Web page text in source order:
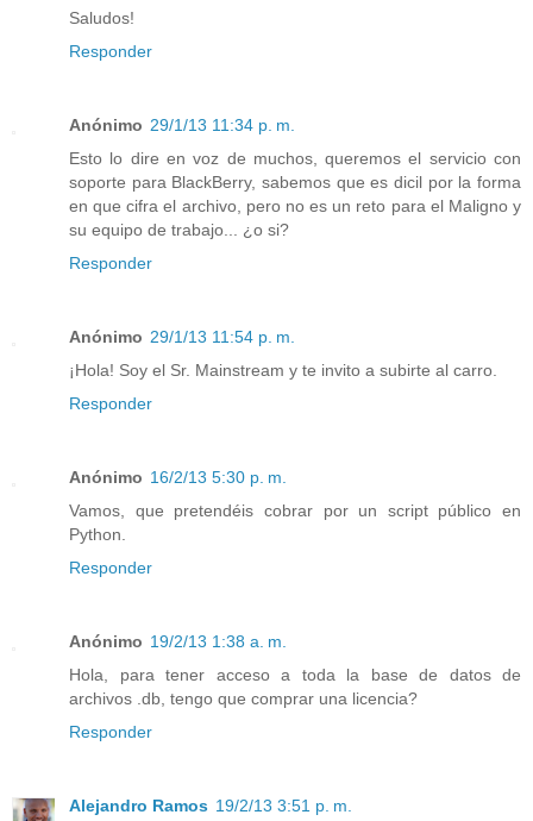
Saludos!
Responder
Anónimo 29/1/13 11:34 p. m.
Esto lo dire en voz de muchos, queremos el servicio con
soporte para BlackBerry, sabemos que es dicil por la forma
en que cifra el archivo, pero no es un reto para el Maligno y
su equipo de trabajo... ¿o si?
Responder
Anónimo 29/1/13 11:54 p. m.
¡Hola! Soy el Sr. Mainstream y te invito a subirte al carro.
Responder
Anónimo 16/2/13 5:30 p. m.
Vamos, que pretendéis cobrar por un script público en
Python.
Responder
Anónimo 19/2/13 1:38 a. m.
Hola, para tener acceso a toda la base de datos de
archivos .db, tengo que comprar una licencia?
Responder
Alejandro Ramos 19/2/13 3:51 p. m.